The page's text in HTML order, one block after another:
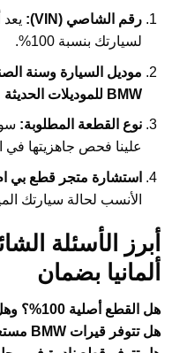
رقم الشاصي (VIN):
لسيارتك بنسبة 100%.
موديل السيارة وسنة
BMW للموديلات الحديثة
نوع القطعة المطلوبة:
علينا فحص جاهزيتها في
استشارة متجر قطع بي ام
الأنسب لحالة سيارتك
ألمانيا بضمان
هل القطع أصلية 100%؟ وهل يوجد ضمان؟
هل تتوفر قيرات BMW مستعملة وارد ألمانيا؟